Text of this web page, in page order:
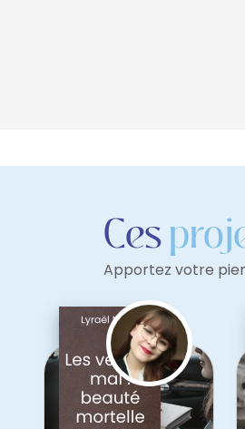
Ces
Apportez votre